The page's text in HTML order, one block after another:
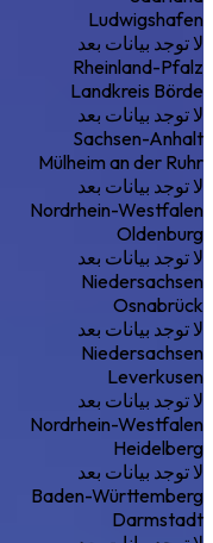
Ludwigshafen
لا توجد بيانات بعد
Rheinland-Pfalz
Landkreis Börde
لا توجد بيانات بعد
Sachsen-Anhalt
Mülheim an der Ruhr
لا توجد بيانات بعد
Nordrhein-Westfalen
Oldenburg
لا توجد بيانات بعد
Niedersachsen
Osnabrück
لا توجد بيانات بعد
Niedersachsen
Leverkusen
لا توجد بيانات بعد
Nordrhein-Westfalen
Heidelberg
لا توجد بيانات بعد
Baden-Württemberg
Darmstadt